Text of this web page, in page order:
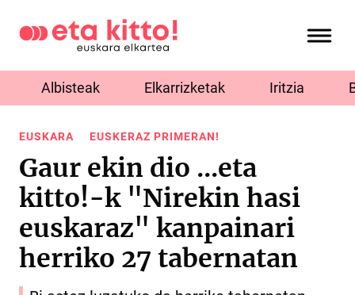
Albisteak Elkarrizketak Iritzia
EUSKARA EUSKERAZ PRIMERAN!
Gaur ekin dio ...eta
kitto!-k "Nirekin hasi
euskaraz" kanpainari
herriko 27 tabernatan